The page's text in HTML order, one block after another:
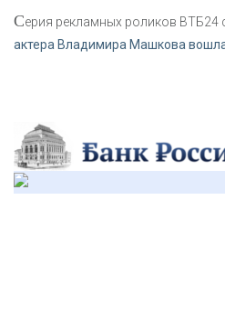
Серия рекламных роликов ВТБ24
актера Владимира Машкова